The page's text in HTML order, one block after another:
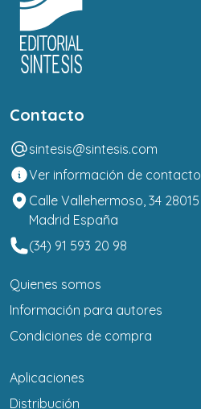
Contacto
sintesis@sintesis.com
Ver información de contacto
Calle Vallehermoso, 34 28015
Madrid España
(34) 91 593 20 98
Quienes somos
Información para autores
Condiciones de compra
Aplicaciones
Distribución